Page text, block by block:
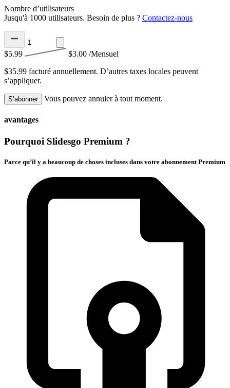
Nombre d’utilisateurs
Jusqu'à 1000 utilisateurs. Besoin de plus ? Contactez-nous
$5.99 $3.00 /Mensuel
$35.99 facturé annuellement. D’autres taxes locales peuvent
s’appliquer.
S’abonner Vous pouvez annuler à tout moment.
avantages
Pourquoi Slidesgo Premium ?
Parce qu’il y a beaucoup de choses incluses dans votre abonnement Premium